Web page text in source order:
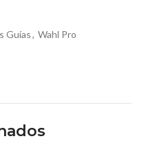
Guías, Wahl Pro